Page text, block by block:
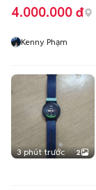
4.000.000 đ
Kenny Phạm
3 phút trước 2